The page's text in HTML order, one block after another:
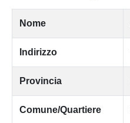
Nome
Indirizzo
Provincia
Comune/Quartiere